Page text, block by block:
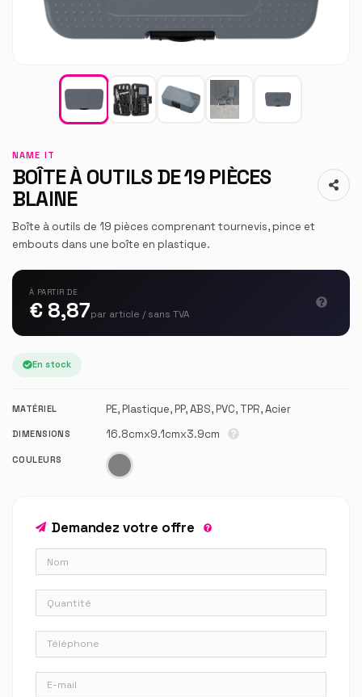
NAME IT
BOÎTE À OUTILS DE 19 PIÈCES
BLAINE
Boîte à outils de 19 pièces comprenant tournevis, pince et
embouts dans une boîte en plastique.
À PARTIR DE
€ 8,87par article / sans TVA
En stock
MATÉRIEL PE, Plastique, PP, ABS, PVC, TPR, Acier
DIMENSIONS 16.8cmx9.1cmx3.9cm
COULEURS
Demandez votre offre